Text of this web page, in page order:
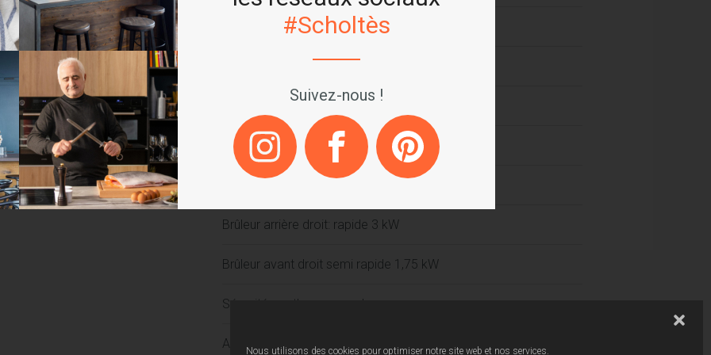
Nous utilisons des cookies pour optimiser notre site web et nos services.
Commandes frontales
Brûleur gauche triple couronne 4 kW
Brûleur arrière centre semi rapide 1,75 kW
Brûleur arrière droit: rapide 3 kW
Brûleur avant droit semi rapide 1,75 kW
Sécurité par thermocouple
Allumage 1 main
#Scholtès
Suivez-nous !